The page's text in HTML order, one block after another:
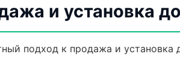
и установка
подход к продажа и